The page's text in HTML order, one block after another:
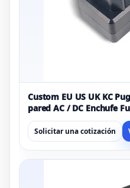
Custom EU US UK KC
pared AC / DC Enchufe
Adaptador de corriente
Solicitar una cotización